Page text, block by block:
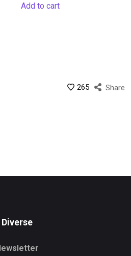
Add to cart
Share
265
Diverse